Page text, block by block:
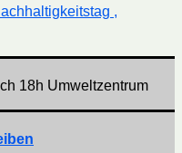
,
18h Umweltzentrum